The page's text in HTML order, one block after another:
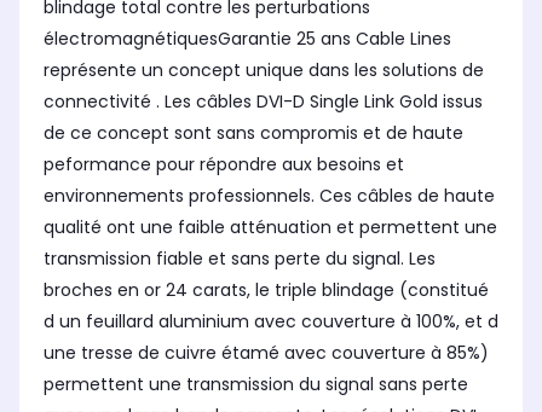
blindage total contre les perturbations
électromagnétiquesGarantie 25 ans Cable Lines
représente un concept unique dans les solutions de
connectivité . Les câbles DVI-D Single Link Gold issus
de ce concept sont sans compromis et de haute
peformance pour répondre aux besoins et
environnements professionnels. Ces câbles de haute
qualité ont une faible atténuation et permettent une
transmission fiable et sans perte du signal. Les
broches en or 24 carats, le triple blindage (constitué
d un feuillard aluminium avec couverture à 100%, et d
une tresse de cuivre étamé avec couverture à 85%)
permettent une transmission du signal sans perte